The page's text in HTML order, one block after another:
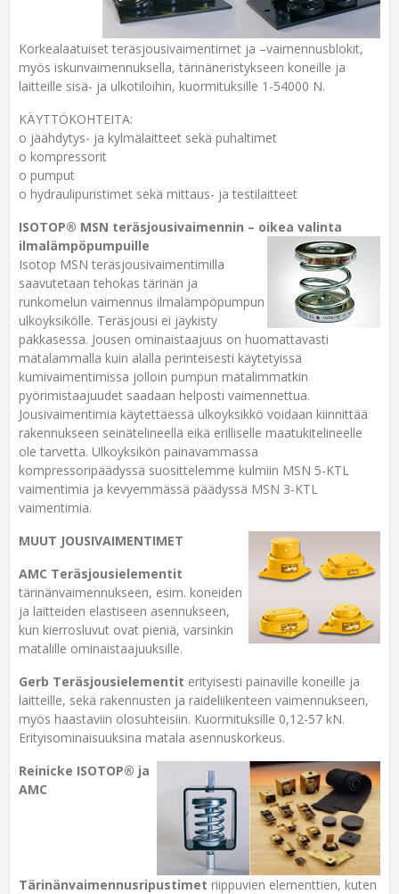
Korkealaatuiset teräsjousivaimentimet ja –vaimennusblokit,
myös iskunvaimennuksella, tärinäneristykseen koneille ja
laitteille sisä- ja ulkotiloihin, kuormituksille 1-54000 N.
KÄYTTÖKOHTEITA:
o jäähdytys- ja kylmälaitteet sekä puhaltimet
o kompressorit
o pumput
o hydraulipuristimet sekä mittaus- ja testilaitteet
ISOTOP® MSN teräsjousivaimennin – oikea valinta
ilmalämpöpumpuille
Isotop MSN teräsjousivaimentimilla
saavutetaan tehokas tärinän ja
runkomelun vaimennus ilmalämpöpumpun
ulkoyksikölle. Teräsjousi ei jäykisty
pakkasessa. Jousen ominaistaajuus on huomattavasti
matalammalla kuin alalla perinteisesti käytetyissä
kumivaimentimissa jolloin pumpun matalimmatkin
pyörimistaajuudet saadaan helposti vaimennettua.
Jousivaimentimia käytettäessä ulkoyksikkö voidaan kiinnittää
rakennukseen seinätelineellä eikä erilliselle maatukitelineelle
ole tarvetta. Ulkoyksikön painavammassa
kompressoripäädyssä suosittelemme kulmiin MSN 5-KTL
vaimentimia ja kevyemmässä päädyssä MSN 3-KTL
vaimentimia.
MUUT JOUSIVAIMENTIMET
AMC Teräsjousielementit
tärinänvaimennukseen, esim. koneiden
ja laitteiden elastiseen asennukseen,
kun kierrosluvut ovat pieniä, varsinkin
matalille ominaistaajuuksille.
Gerb Teräsjousielementit erityisesti painaville koneille ja
laitteille, sekä rakennusten ja raideliikenteen vaimennukseen,
myös haastaviin olosuhteisiin. Kuormituksille 0,12-57 kN.
Erityisominaisuuksina matala asennuskorkeus.
Reinicke ISOTOP® ja
AMC
Tärinänvaimennusripustimet riippuvien elementtien, kuten